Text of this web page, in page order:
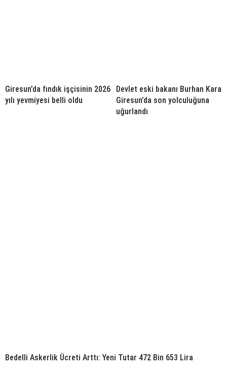
Giresun’da fındık işçisinin 2026
yılı yevmiyesi belli oldu
Devlet eski bakanı Burhan Kara
Giresun’da son yolculuğuna
uğurlandı
Bedelli Askerlik Ücreti Arttı: Yeni Tutar 472 Bin 653 Lira